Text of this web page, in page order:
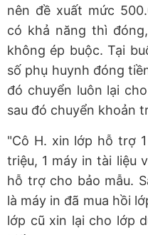
nên đề xuất mức
có khả năng thì
không ép buộc. Tại
số phụ huynh đóng
đó chuyển luôn lại
sau đó chuyển khoản
"Cô H. xin lớp hỗ trợ
triệu, 1 máy in tài liệu
hỗ trợ cho bảo mẫu.
là máy in đã mua hồi
lớp cũ xin lại cho lớp